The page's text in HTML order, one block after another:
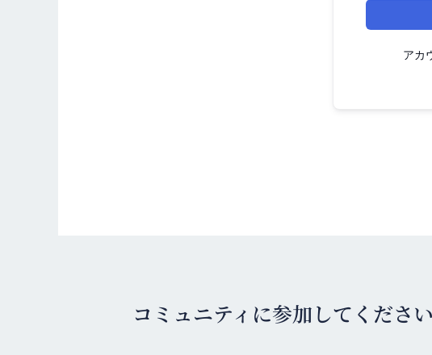
アカ
コミュニティに参加してください